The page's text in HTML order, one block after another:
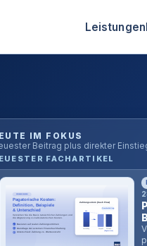
Leistungen
IM FOKUS
Beitrag plus direkter
FACHARTIKEL